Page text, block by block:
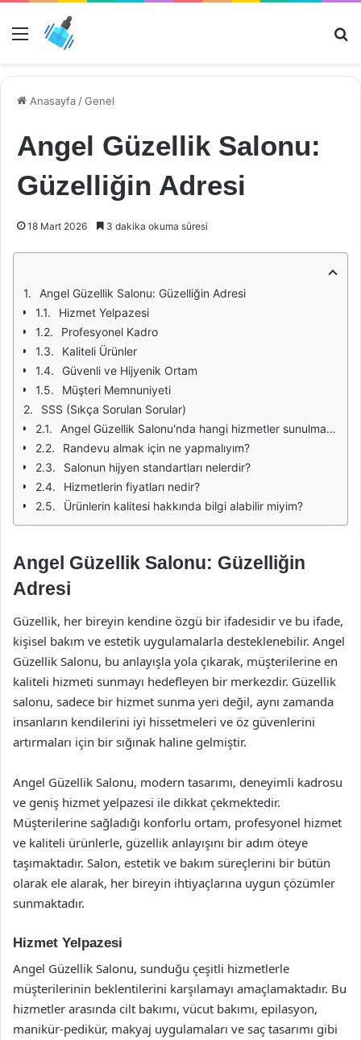
Menü
Anasayfa /Genel
Angel Güzellik Salonu:
Güzelliğin Adresi
18 Mart 2026 3 dakika okuma süresi
Angel Güzellik Salonu: Güzelliğin Adresi
Hizmet Yelpazesi
Profesyonel Kadro
Kaliteli Ürünler
Güvenli ve Hijyenik Ortam
Müşteri Memnuniyeti
SSS (Sıkça Sorulan Sorular)
Angel Güzellik Salonu'nda hangi hizmetler sunulmaktadır?
Randevu almak için ne yapmalıyım?
Salonun hijyen standartları nelerdir?
Hizmetlerin fiyatları nedir?
Ürünlerin kalitesi hakkında bilgi alabilir miyim?
Angel Güzellik Salonu: Güzelliğin
Adresi
Güzellik, her bireyin kendine özgü bir ifadesidir ve bu ifade,
kişisel bakım ve estetik uygulamalarla desteklenebilir. Angel
Güzellik Salonu, bu anlayışla yola çıkarak, müşterilerine en
kaliteli hizmeti sunmayı hedefleyen bir merkezdir. Güzellik
salonu, sadece bir hizmet sunma yeri değil, aynı zamanda
insanların kendilerini iyi hissetmeleri ve öz güvenlerini
artırmaları için bir sığınak haline gelmiştir.
Angel Güzellik Salonu, modern tasarımı, deneyimli kadrosu
ve geniş hizmet yelpazesi ile dikkat çekmektedir.
Müşterilerine sağladığı konforlu ortam, profesyonel hizmet
ve kaliteli ürünlerle, güzellik anlayışını bir adım öteye
taşımaktadır. Salon, estetik ve bakım süreçlerini bir bütün
olarak ele alarak, her bireyin ihtiyaçlarına uygun çözümler
sunmaktadır.
Hizmet Yelpazesi
Angel Güzellik Salonu, sunduğu çeşitli hizmetlerle
müşterilerinin beklentilerini karşılamayı amaçlamaktadır. Bu
hizmetler arasında cilt bakımı, vücut bakımı, epilasyon,
manikür-pedikür, makyaj uygulamaları ve saç tasarımı gibi